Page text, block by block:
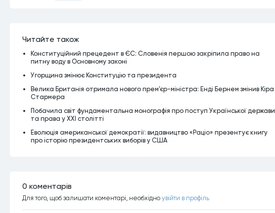
Читайте також
Конституційний прецедент в ЄС: Словенія першою закріпила право на
питну воду в Основному законі
Угорщина змінює Конституцію та президента
Велика Британія отримала нового прем’єр-міністра: Енді Бернем змінив Кіра
Стармера
Побачила світ фундаментальна монографія про поступ Української держави
та права у XXI столітті
Еволюція американської демократії: видавництво «Раціо» презентує книгу
про історію президентських виборів у США
0 коментарiв
Для того, щоб залишати коментарi, необхiдно увiйти в профiль